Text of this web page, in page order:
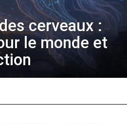
cerveaux :
le monde et